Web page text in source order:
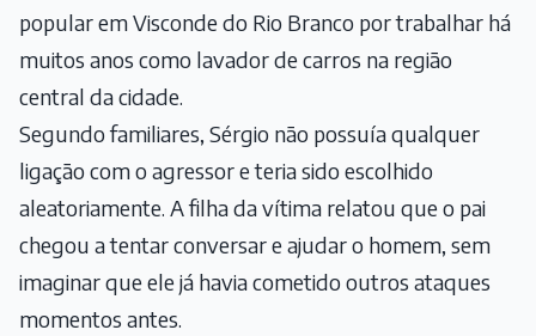
popular em Visconde do Rio Branco por trabalhar há
muitos anos como lavador de carros na região
central da cidade.
Segundo familiares, Sérgio não possuía qualquer
ligação com o agressor e teria sido escolhido
aleatoriamente. A filha da vítima relatou que o pai
chegou a tentar conversar e ajudar o homem, sem
imaginar que ele já havia cometido outros ataques
momentos antes.